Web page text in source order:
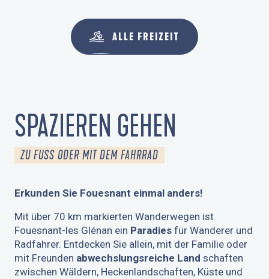
ALLE FREIZEIT
SPAZIEREN GEHEN
ZU FUSS ODER MIT DEM FAHRRAD
Erkunden Sie Fouesnant einmal anders!
Mit über 70 km markierten Wanderwegen ist
Fouesnant-les Glénan ein Paradies für Wanderer und
Radfahrer. Entdecken Sie allein, mit der Familie oder
mit Freunden abwechslungsreiche Land schaften
zwischen Wäldern, Heckenlandschaften, Küste und